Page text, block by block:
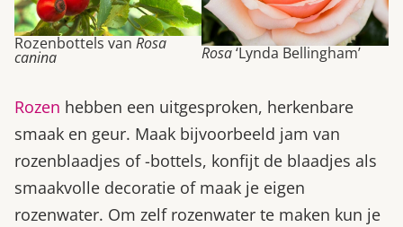
Rozenbottels van Rosa
canina Rosa‘Lynda Bellingham’
Rozen hebben een uitgesproken, herkenbare
smaak en geur. Maak bijvoorbeeld jam van
rozenblaadjes of -bottels, konfijt de blaadjes als
smaakvolle decoratie of maak je eigen
rozenwater. Om zelf rozenwater te maken kun je